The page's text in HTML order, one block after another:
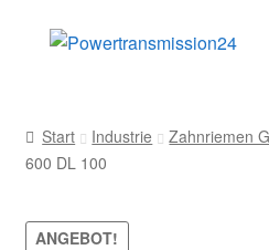
Zur
Zum
AGB
Blog
Start Industrie Zahnriemen
600 DL 100
ANGEBOT!